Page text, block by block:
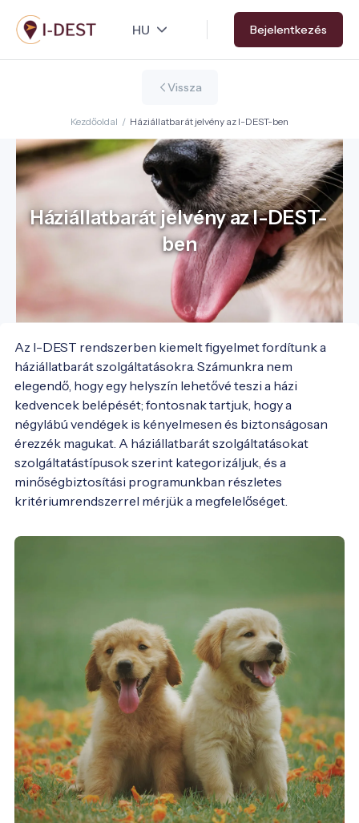
Ugrás
a
tartalomra
Bejelentkezés
Vissza
Kezdőoldal / Háziállatbarát jelvény az I-DEST-ben
Háziállatbarát jelvény az I-DEST-
ben
Az I-DEST rendszerben kiemelt figyelmet fordítunk a
háziállatbarát szolgáltatásokra. Számunkra nem
elegendő, hogy egy helyszín lehetővé teszi a házi
kedvencek belépését; fontosnak tartjuk, hogy a
négylábú vendégek is kényelmesen és biztonságosan
érezzék magukat. A háziállatbarát szolgáltatásokat
szolgáltatástípusok szerint kategorizáljuk, és a
minőségbiztosítási programunkban részletes
kritériumrendszerrel mérjük a megfelelőséget.